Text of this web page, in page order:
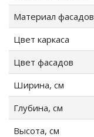
Материал фасадов
Цвет каркаса
Цвет фасадов
Ширина, см
Глубина, см
Высота, см